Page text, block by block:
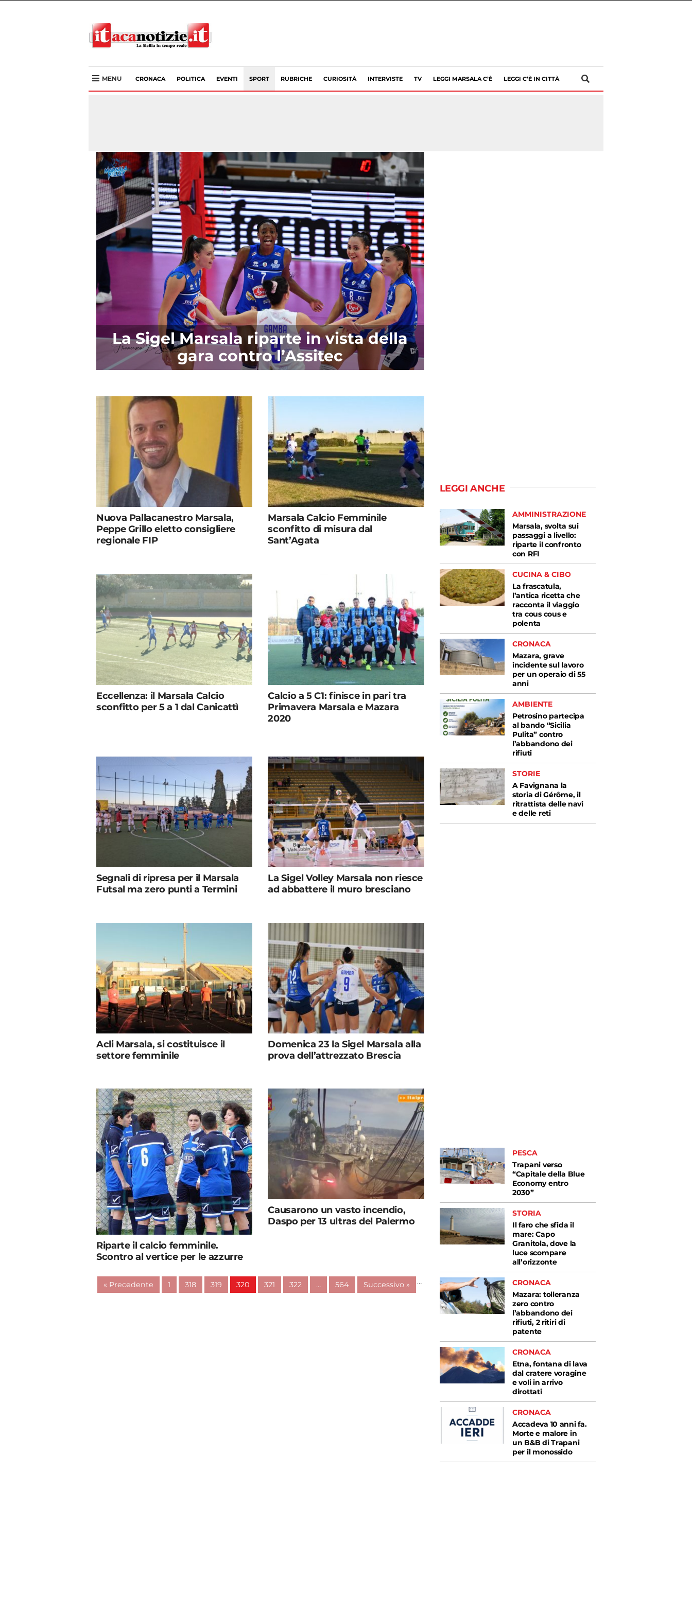
MENU CRONACA POLITICA EVENTI SPORT RUBRICHE CURIOSITÀ INTERVISTE TV LEGGI MARSALA C’È LEGGI C’È IN CITTÀ
La Sigel Marsala riparte in vista della
gara contro l’Assitec
Nuova Pallacanestro Marsala,
Peppe Grillo eletto consigliere
regionale FIP
Marsala Calcio Femminile
sconfitto di misura dal
Sant’Agata
Eccellenza: il Marsala Calcio
sconfitto per 5 a 1 dal Canicattì
Calcio a 5 C1: finisce in pari tra
Primavera Marsala e Mazara
2020
Segnali di ripresa per il Marsala
Futsal ma zero punti a Termini
La Sigel Volley Marsala non riesce
ad abbattere il muro bresciano
Acli Marsala, si costituisce il
settore femminile
Domenica 23 la Sigel Marsala alla
prova dell’attrezzato Brescia
Riparte il calcio femminile.
Scontro al vertice per le azzurre
Causarono un vasto incendio,
Daspo per 13 ultras del Palermo
« Precedente 1 …
318 319 320 321 322 … 564 Successivo »
LEGGI ANCHE
AMMINISTRAZIONE
Marsala, svolta sui
passaggi a livello:
riparte il confronto
con RFI
CUCINA & CIBO
La frascatula,
l’antica ricetta che
racconta il viaggio
tra cous cous e
polenta
CRONACA
Mazara, grave
incidente sul lavoro
per un operaio di 55
anni
AMBIENTE
Petrosino partecipa
al bando “Sicilia
Pulita” contro
l’abbandono dei
rifiuti
STORIE
A Favignana la
storia di Gérôme, il
ritrattista delle navi
e delle reti
PESCA
Trapani verso
“Capitale della Blue
Economy entro
2030”
STORIA
Il faro che sfida il
mare: Capo
Granitola, dove la
luce scompare
all’orizzonte
CRONACA
Mazara: tolleranza
zero contro
l’abbandono dei
rifiuti, 2 ritiri di
patente
CRONACA
Etna, fontana di lava
dal cratere voragine
e voli in arrivo
dirottati
CRONACA
Accadeva 10 anni fa.
Morte e malore in
un B&B di Trapani
per il monossido